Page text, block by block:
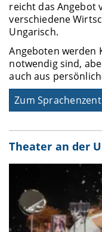
reicht das Angebot
verschiedene
Ungarisch.
Angeboten werden
notwendig sind,
auch aus
Zum
Theater an der